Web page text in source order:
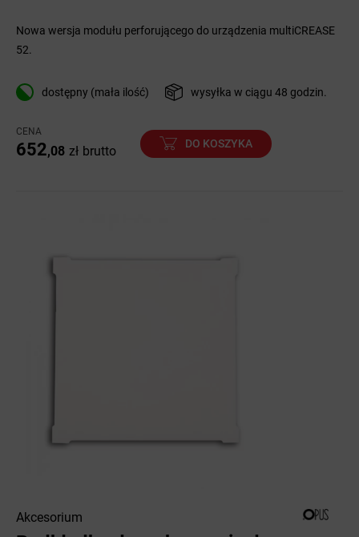
Nowa wersja modułu perforującego do urządzenia multiCREASE
52.
dostępny (mała ilość) wysyłka w ciągu 48 godzin.
CENA
652,08 zł brutto
DO KOSZYKA
Akcesorium